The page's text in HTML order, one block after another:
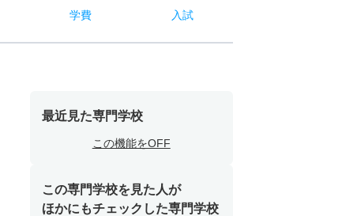
学費 入試
最近見た専門学校
この機能をOFF
この専門学校を見た人が
ほかにもチェックした専門学校